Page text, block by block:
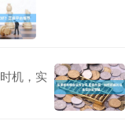
机，实